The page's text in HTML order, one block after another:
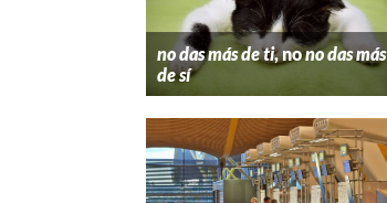
no das más de ti, nono das más
de sí